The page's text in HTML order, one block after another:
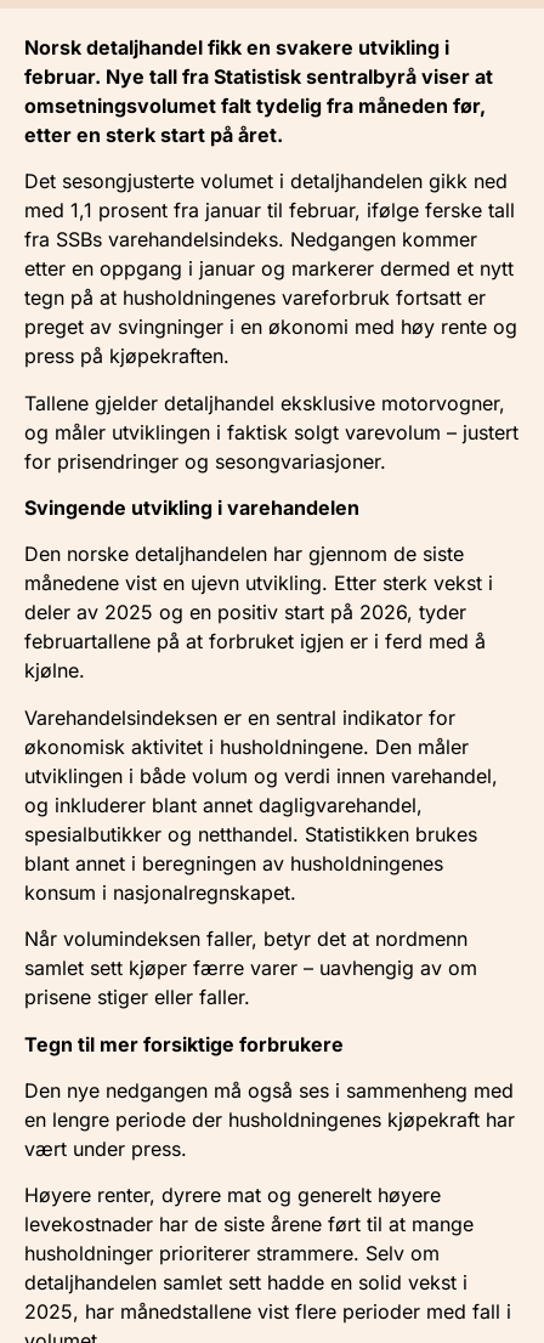
Norsk detaljhandel fikk en svakere utvikling i
februar. Nye tall fra Statistisk sentralbyrå viser at
omsetningsvolumet falt tydelig fra måneden før,
etter en sterk start på året.
Det sesongjusterte volumet i detaljhandelen gikk ned
med 1,1 prosent fra januar til februar, ifølge ferske tall
fra SSBs varehandelsindeks. Nedgangen kommer
etter en oppgang i januar og markerer dermed et nytt
tegn på at husholdningenes vareforbruk fortsatt er
preget av svingninger i en økonomi med høy rente og
press på kjøpekraften.
Tallene gjelder detaljhandel eksklusive motorvogner,
og måler utviklingen i faktisk solgt varevolum – justert
for prisendringer og sesongvariasjoner.
Svingende utvikling i varehandelen
Den norske detaljhandelen har gjennom de siste
månedene vist en ujevn utvikling. Etter sterk vekst i
deler av 2025 og en positiv start på 2026, tyder
februartallene på at forbruket igjen er i ferd med å
kjølne.
Varehandelsindeksen er en sentral indikator for
økonomisk aktivitet i husholdningene. Den måler
utviklingen i både volum og verdi innen varehandel,
og inkluderer blant annet dagligvarehandel,
spesialbutikker og netthandel. Statistikken brukes
blant annet i beregningen av husholdningenes
konsum i nasjonalregnskapet.
Når volumindeksen faller, betyr det at nordmenn
samlet sett kjøper færre varer – uavhengig av om
prisene stiger eller faller.
Tegn til mer forsiktige forbrukere
Den nye nedgangen må også ses i sammenheng med
en lengre periode der husholdningenes kjøpekraft har
vært under press.
Høyere renter, dyrere mat og generelt høyere
levekostnader har de siste årene ført til at mange
husholdninger prioriterer strammere. Selv om
detaljhandelen samlet sett hadde en solid vekst i
2025, har månedstallene vist flere perioder med fall i